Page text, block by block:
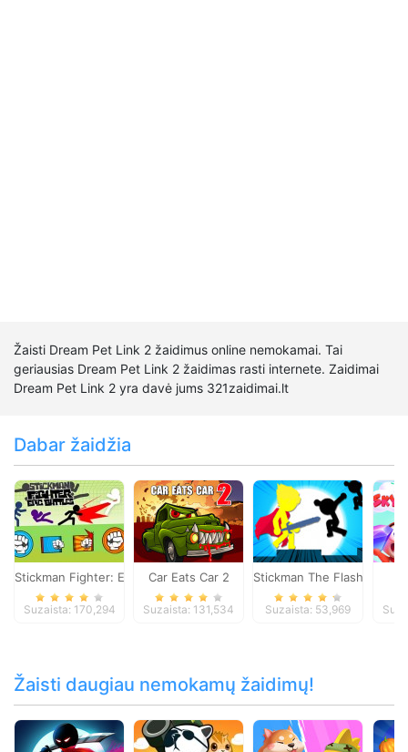
Žaisti Dream Pet Link 2 žaidimus online nemokamai. Tai
geriausias Dream Pet Link 2 žaidimas rasti internete. Zaidimai
Dream Pet Link 2 yra davė jums 321zaidimai.lt
Dabar žaidžia
Stickman Fighter: Epic Battles
Suzaista: 170,294
Car Eats Car 2
Suzaista: 131,534
Stickman The Flash
Suzaista: 53,969
Žaisti daugiau nemokamų žaidimų!